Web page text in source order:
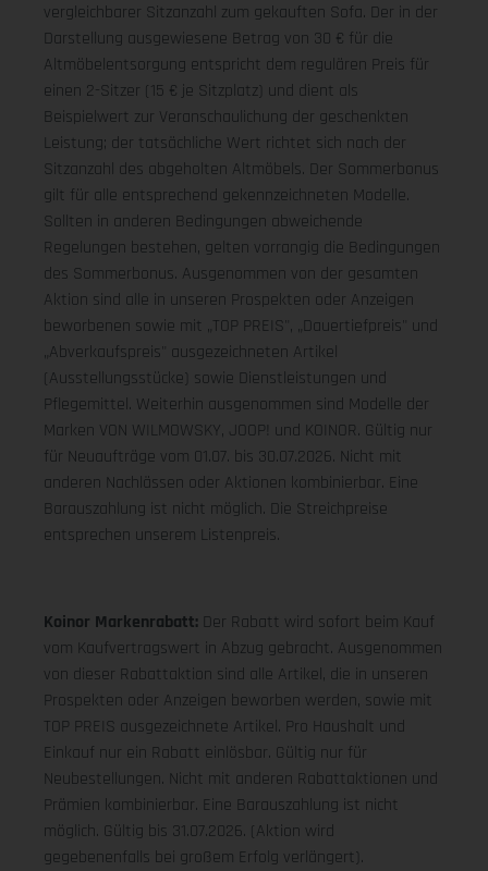
vergleichbarer Sitzanzahl zum gekauften Sofa. Der in der
Darstellung ausgewiesene Betrag von 30 € für die
Altmöbelentsorgung entspricht dem regulären Preis für
einen 2-Sitzer (15 € je Sitzplatz) und dient als
Beispielwert zur Veranschaulichung der geschenkten
Leistung; der tatsächliche Wert richtet sich nach der
Sitzanzahl des abgeholten Altmöbels. Der Sommerbonus
gilt für alle entsprechend gekennzeichneten Modelle.
Sollten in anderen Bedingungen abweichende
Regelungen bestehen, gelten vorrangig die Bedingungen
des Sommerbonus. Ausgenommen von der gesamten
Aktion sind alle in unseren Prospekten oder Anzeigen
beworbenen sowie mit „TOP PREIS", „Dauertiefpreis" und
„Abverkaufspreis" ausgezeichneten Artikel
(Ausstellungsstücke) sowie Dienstleistungen und
Pflegemittel. Weiterhin ausgenommen sind Modelle der
Marken VON WILMOWSKY, JOOP! und KOINOR. Gültig nur
für Neuaufträge vom 01.07. bis 30.07.2026. Nicht mit
anderen Nachlässen oder Aktionen kombinierbar. Eine
Barauszahlung ist nicht möglich. Die Streichpreise
entsprechen unserem Listenpreis.
Koinor Markenrabatt: Der Rabatt wird sofort beim Kauf
vom Kaufvertragswert in Abzug gebracht. Ausgenommen
von dieser Rabattaktion sind alle Artikel, die in unseren
Prospekten oder Anzeigen beworben werden, sowie mit
TOP PREIS ausgezeichnete Artikel. Pro Haushalt und
Einkauf nur ein Rabatt einlösbar. Gültig nur für
Neubestellungen. Nicht mit anderen Rabattaktionen und
Prämien kombinierbar. Eine Barauszahlung ist nicht
möglich. Gültig bis 31.07.2026. (Aktion wird
gegebenenfalls bei großem Erfolg verlängert).